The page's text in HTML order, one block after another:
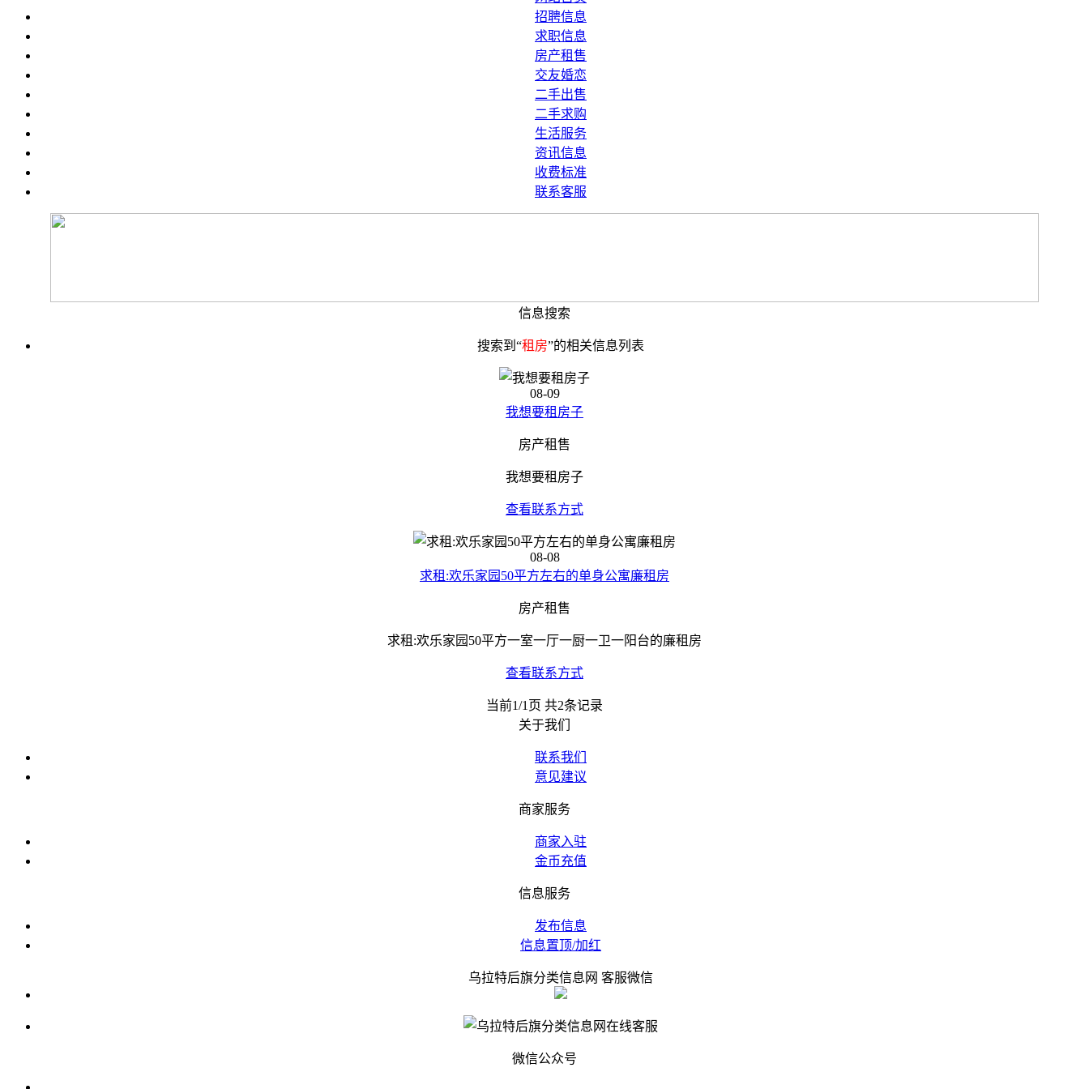
招聘信息
求职信息
房产租售
交友婚恋
二手出售
二手求购
生活服务
资讯信息
收费标准
联系客服
信息搜索
搜索到“租房”的相关信息列表
08-09
我想要租房子
房产租售
我想要租房子
查看联系方式
08-08
求租:欢乐家园50平方左右的单身公寓廉租房
房产租售
求租:欢乐家园50平方一室一厅一厨一卫一阳台的廉租房
查看联系方式
当前1/1页 共2条记录
关于我们
联系我们
意见建议
商家服务
商家入驻
金币充值
信息服务
发布信息
信息置顶/加红
乌拉特后旗分类信息网 客服微信
微信公众号